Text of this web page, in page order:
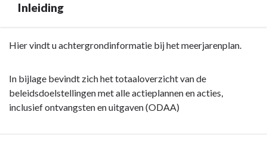
Inleiding
Terug
navigatie
Documentatie
Hier vindt u achtergrondinformatie bij het meerjarenplan.
In bijlage bevindt zich het totaaloverzicht van de
beleidsdoelstellingen met alle actieplannen en acties,
inclusief ontvangsten en uitgaven (ODAA)